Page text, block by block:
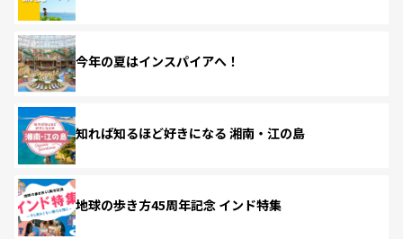
今年の夏はインスパイアへ！
知れば知るほど好きになる 湘南・江の島
地球の歩き方45周年記念 インド特集